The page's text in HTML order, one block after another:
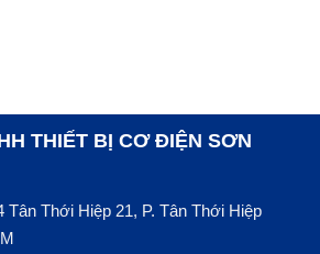
THIẾT BỊ CƠ ĐIỆN SƠN
Tân Thới Hiệp 21, P. Tân Thới Hiệp